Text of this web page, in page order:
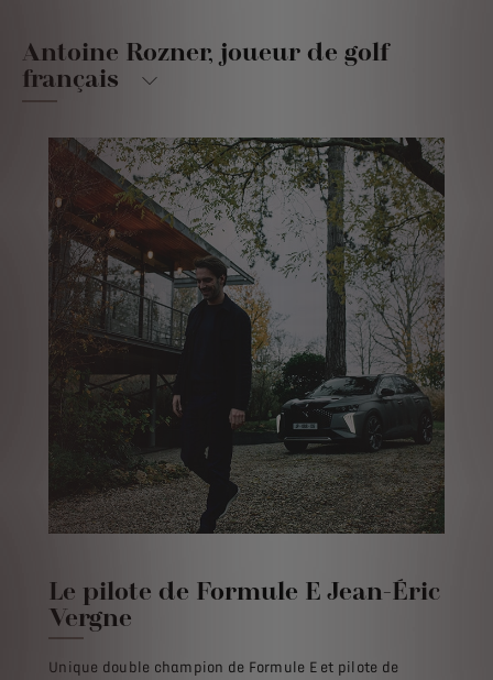
Antoine Rozner, joueur de golf
français
Le pilote de Formule E Jean-Éric
Vergne
Unique double champion de Formule E et pilote de